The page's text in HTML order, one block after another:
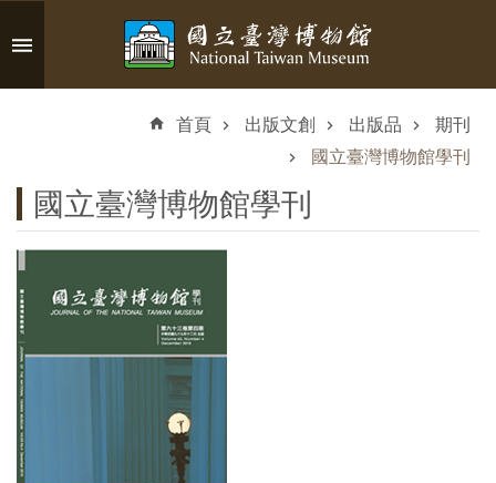
跳到主要內容區塊
認
識
臺
博
參
觀
首頁 出版文創 出版品
期刊
國立臺灣博物館學刊
國立臺灣博物館學刊